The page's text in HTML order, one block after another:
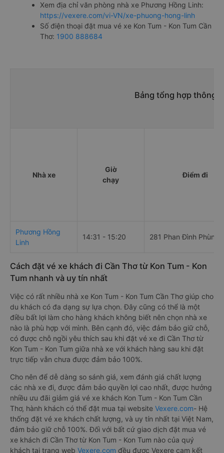
Xem địa chỉ văn phòng nhà xe Phương Hồng Linh:
https://vexere.com/vi-VN/xe-phuong-hong-linh
Số điện thoại đặt mua vé xe Kon Tum - Kon Tum Cần
Thơ: 1900 888684
Bảng tổng hợp thông
Nhà xe
Giờ
chạy
Điểm đi
Phương Hồng
Linh
14:31 - 15:20 281 Phan Đình Phùng
Cách đặt vé xe khách đi Cần Thơ từ Kon Tum - Kon
Tum nhanh và uy tín nhất
Việc có rất nhiều nhà xe Kon Tum - Kon Tum Cần Thơ giúp cho
du khách có đa dạng sự lựa chọn. Đây cũng có thể là một
điều bất lợi làm cho hàng khách không biết nên chọn nhà xe
nào là phù hợp với mình. Bên cạnh đó, việc đảm bảo giữ chỗ,
có được chỗ ngồi yêu thích sau khi đặt vé xe đi Cần Thơ từ
Kon Tum - Kon Tum giữa nhà xe với khách hàng sau khi đặt
trực tiếp vẫn chưa được đảm bảo 100%.
Cho nên để dễ dàng so sánh giá, xem đánh giá chất lượng
các nhà xe đi, được đảm bảo quyền lợi cao nhất, được hưởng
nhiều ưu đãi giảm giá vé xe khách Kon Tum - Kon Tum Cần
Thơ, hành khách có thể đặt mua tại website Vexere.com- Hệ
thống đặt vé xe khách chất lượng, và uy tín nhất tại Việt Nam,
đảm bảo giữ chỗ 100%. Đối với bất cứ giao dịch đặt mua vé
xe khách đi Cần Thơ từ Kon Tum - Kon Tum nào của quý
khách tại trang web Vexere.com đều được Vexere cam kết